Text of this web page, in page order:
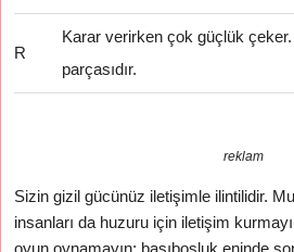
R
Karar verirken çok güçlük çeker.
parçasıdır.
reklam
Sizin gizil gücünüz iletişimle ilintilidir.
insanları da huzuru için iletişim
oyun oynamayın; başıboşluk eninde